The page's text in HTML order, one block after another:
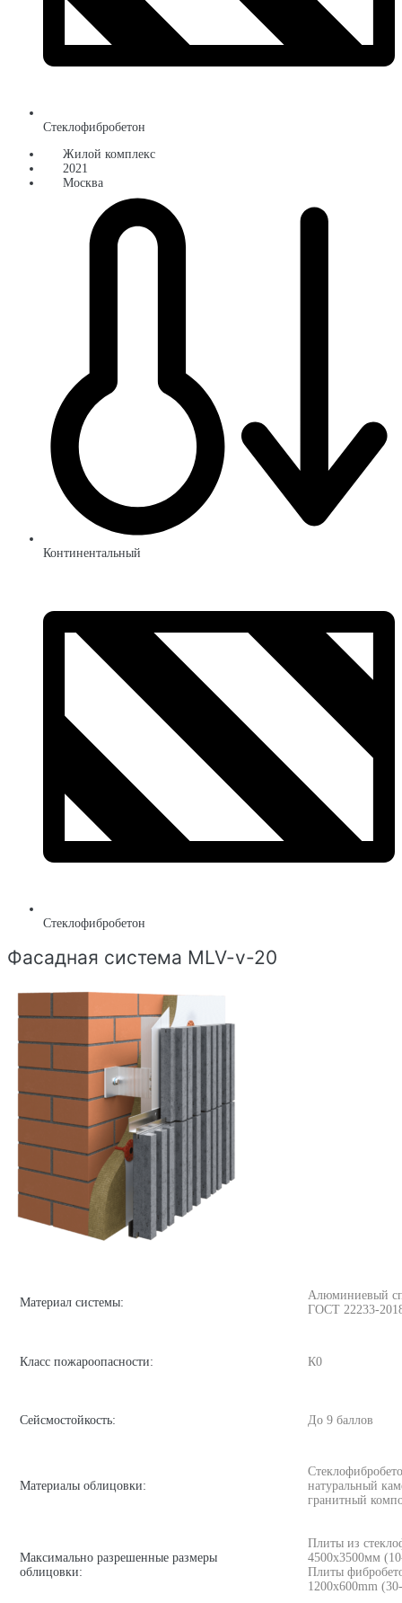
Стеклофибробетон
Жилой комплекс
2021
Москва
Континентальный
Стеклофибробетон
Фасадная система MLV-v-20
Материал системы:
Алюминиевый
ГОСТ 22233-
Класс пожароопасности: К0
Сейсмостойкость: До 9 баллов
Материалы облицовки:
натуральный
гранитный
Максимально разрешенные размеры
облицовки:
Плиты из
4500х3500мм
Плиты
1200x600mm